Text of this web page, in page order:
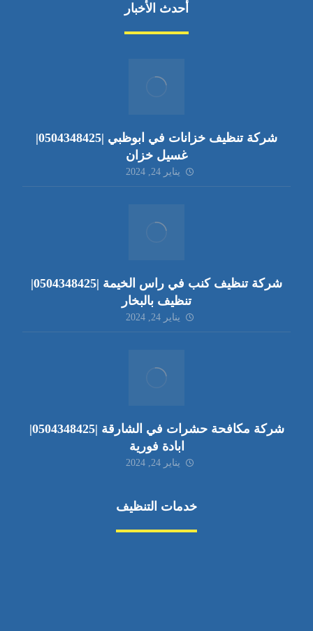
أحدث الأخبار
شركة تنظيف خزانات في ابوظبي |0504348425|
غسيل خزان
يناير 24, 2024
شركة تنظيف كنب في راس الخيمة |0504348425|
تنظيف بالبخار
يناير 24, 2024
شركة مكافحة حشرات في الشارقة |0504348425|
ابادة فورية
يناير 24, 2024
خدمات التنظيف